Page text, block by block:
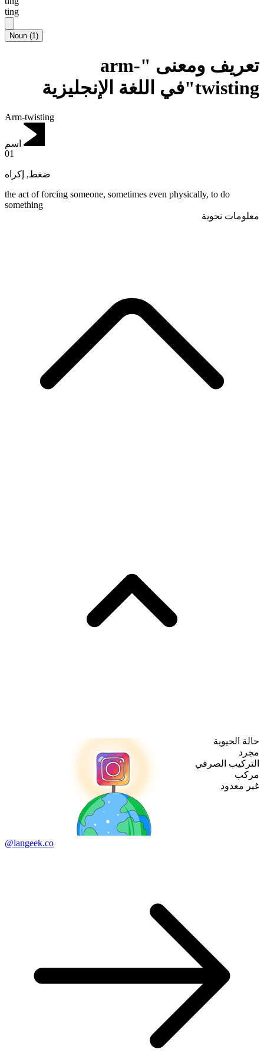
ting
Noun (1)
تعريف ومعنى "arm-
twisting"في اللغة الإنجليزية
Arm-twisting
اسم
01
ضغط, إكراه
the act of forcing someone, sometimes even physically, to do
something
معلومات نحوية
حالة الحيوية
مجرد
التركيب الصرفي
مركب
غير معدود
@langeek.co